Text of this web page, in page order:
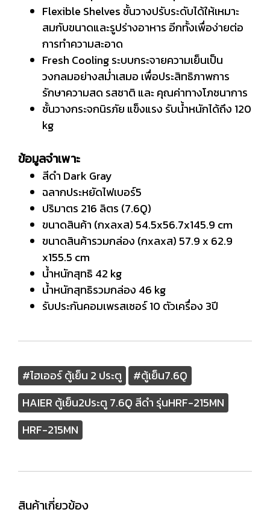
Flexible Shelves ชั้นวางปรับระดับได้ให้เหมาะ
สมกับขนาดและรูปร่างอาหาร อีกทั้งเพื่อง่ายต่อ
การทำความสะอาด
Fresh Cooling ระบบกระจายความเย็นเป็น
วงกลมอย่างสม่ำเสมอ เพื่อประสิทธิภาพการ
รักษาความสด รสชาติ และ คุณค่าทางโภชนาการ
ชั้นวางกระจกนิรภัย แข็งแรง รับน้ำหนักได้ถึง 120
kg
ข้อมูลจำเพาะ
สีดำ Dark Gray
ฉลากประหยัดไฟเบอร์5
ปริมาตร 216 ลิตร (7.6Q)
ขนาดสินค้า (กxลxส) 54.5x56.7x145.9 cm
ขนาดสินค้ารวมกล่อง (กxลxส) 57.9 x 62.9
x155.5 cm
น้ำหนักสุทธิ 42 kg
น้ำหนักสุทธิรวมกล่อง 46 kg
รับประกันคอมเพรสเซอร์ 10 ตัวเครื่อง 3ปี
#ไฮเออร์ ตู้เย็น 2 ประตู
#ตู้เย็น7.6Q
HAIER ตู้เย็น2ประตู 7.6Q สีดำ รุ่นHRF-215MN
HRF-215MN
สินค้าเกี่ยวข้อง